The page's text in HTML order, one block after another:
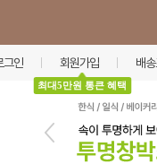
그인 회원가입
최대5만원 통큰 혜택
배